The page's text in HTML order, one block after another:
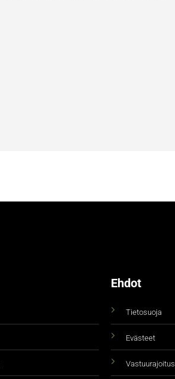
Ehdot
Tietosuoja
Evästeet
Vastuurajoitus